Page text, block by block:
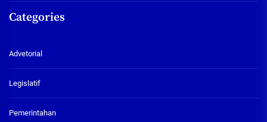
Categories
Advetorial
Legislatif
Pemerintahan